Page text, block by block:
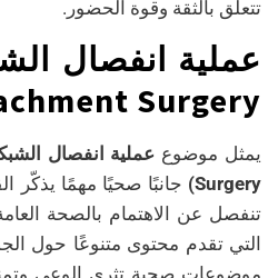
تتعلق بالثقة وقوة الحضور.
Surgery)
يمثل موضوع
Surgery) جانبًا صحيًا مهمًا يذكّر
تنفصل عن الاهتمام بالصحة
التي تقدم محتوى متنوعًا حول
موضوعات صحية تثري الوعي